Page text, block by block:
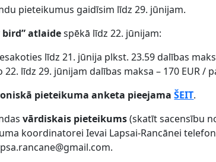
pieteikumus gaidīsim līdz 29. jūnijam.
bird” atlaidespēkā līdz 22. jūnijam:
līdz 21. jūnija plkst. 23.59 dalības
22. līdz 29. jūnijam dalības maksa – 170 EUR /
pieteikuma anketa pieejama ŠEIT.
vārdiskais pieteikums(skatīt sacensību
koordinatorei Ievai Lapsai-Rancānei